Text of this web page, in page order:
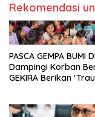
Rekomendasi
PASCA GEMPA BUMI
Dampingi Korban
GEKIRA Berikan